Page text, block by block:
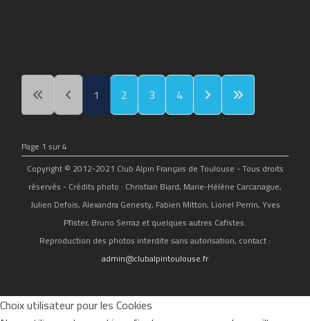
1 2 3 4
Page 1 sur 4
Copyright © 2012-2021 Club Alpin Français de Toulouse - Tous droits
réservés - Crédits photo : Christian Biard, Marie-Hélène Carcanague,
Julien Defois, Alexandra Genesty, Fabien Mitton, Lionel Perrin, Yves
Pfister, Bruno Serraz et quelques autres Cafistes.
Reproduction des photos interdite sans autorisation, contact :
admin@clubalpintoulouse.fr
Choix utilisateur pour les Cookies